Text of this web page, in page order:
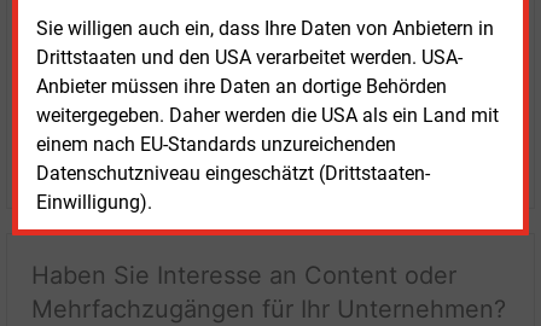
Sie willigen auch ein, dass Ihre Daten von Anbietern in
Drittstaaten und den USA verarbeitet werden. USA-
Anbieter müssen ihre Daten an dortige Behörden
weitergegeben. Daher werden die USA als ein Land mit
einem nach EU-Standards unzureichenden
Datenschutzniveau eingeschätzt (Drittstaaten-
Einwilligung).
LOGIN
Haben Sie Interesse an Content oder
Mehrfachzugängen für Ihr Unternehmen?